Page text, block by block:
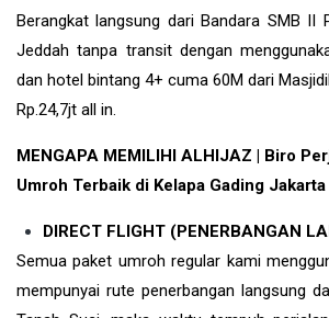
Berangkat langsung dari Bandara SMB II
Jeddah tanpa transit dengan
dan hotel bintang 4+ cuma 60M dari
Rp.24,7jt all in.
MENGAPA MEMILIHI ALHIJAZ | Biro
Umroh Terbaik di Kelapa Gading Jakarta
DIRECT FLIGHT (PENERBANGAN
Semua paket umroh regular kami
mempunyai rute penerbangan langsung